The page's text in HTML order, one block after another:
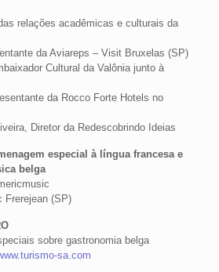
relações acadêmicas e culturais da
da Aviareps – Visit Bruxelas (SP)
Cultural da Valônia junto à
da Rocco Forte Hotels no
Diretor da Redescobrindo Ideias
especial à língua francesa e
belga
Frerejean (SP)
sobre gastronomia belga
sa.com